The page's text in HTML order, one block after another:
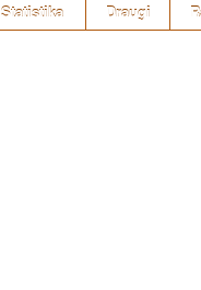
Statistika Draugi